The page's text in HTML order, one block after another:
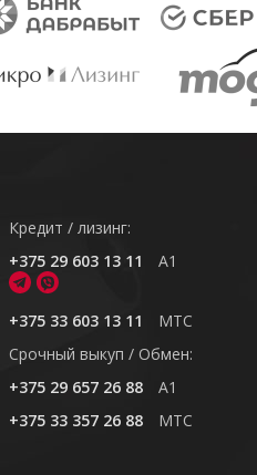
Кредит / лизинг:
+375 29 603 13 11
A1
+375 33 603 13 11
MTC
Cрочный выкуп / Обмен:
+375 29 657 26 88
A1
+375 33 357 26 88
MTC